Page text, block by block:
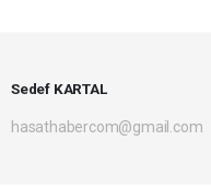
Sedef KARTAL
hasathabercom@gmail.com